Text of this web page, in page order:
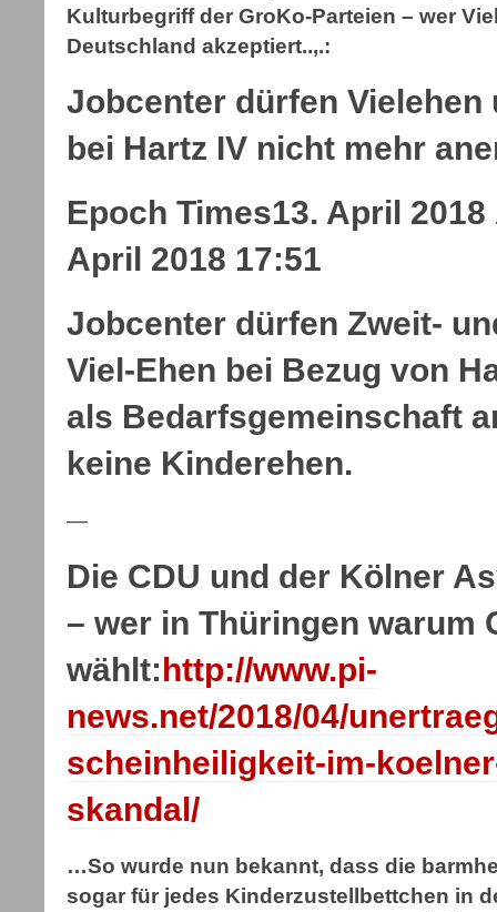
Kulturbegriff der GroKo-Parteien – wer
Deutschland akzeptiert..,.:
Jobcenter dürfen Vielehen
bei Hartz IV nicht mehr
Epoch Times13. April 2018
April 2018 17:51
Jobcenter dürfen Zweit-
Viel-Ehen bei Bezug von
als Bedarfsgemeinschaft
keine Kinderehen.
—
Die CDU und der Kölner
– wer in Thüringen warum
wählt:http://www.pi-
news.net/2018/04/
scheinheiligkeit-im-
skandal/
…So wurde nun bekannt, dass die
sogar für jedes Kinderzustellbettchen in